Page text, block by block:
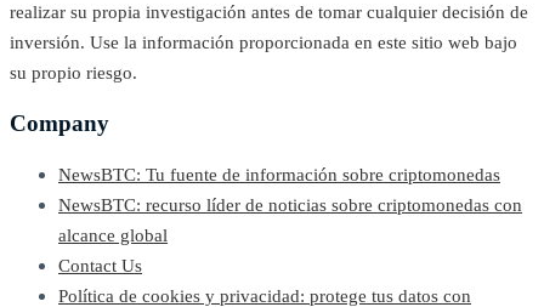
realizar su propia investigación antes de tomar cualquier decisión de
inversión. Use la información proporcionada en este sitio web bajo
su propio riesgo.
Company
NewsBTC: Tu fuente de información sobre criptomonedas
NewsBTC: recurso líder de noticias sobre criptomonedas con
alcance global
Contact Us
Política de cookies y privacidad: protege tus datos con